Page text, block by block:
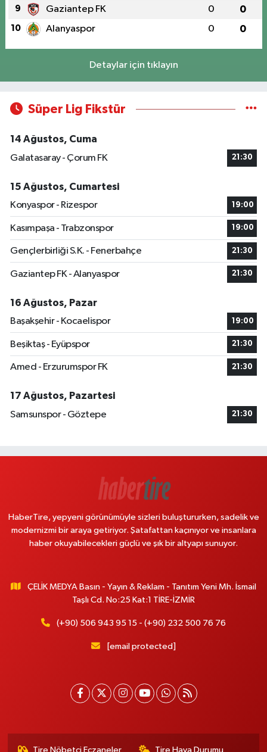
9 Gaziantep FK 0 0
10 Alanyaspor 0 0
Detaylar için tıklayın
Süper Lig Fikstür
14 Ağustos, Cuma
Galatasaray - Çorum FK
21:30
15 Ağustos, Cumartesi
Konyaspor - Rizespor
19:00
Kasımpaşa - Trabzonspor 19:00
Gençlerbirliği S.K. - Fenerbahçe 21:30
Gaziantep FK - Alanyaspor 21:30
16 Ağustos, Pazar
Başakşehir - Kocaelispor
19:00
Beşiktaş - Eyüpspor 21:30
Amed - Erzurumspor FK 21:30
17 Ağustos, Pazartesi
Samsunspor - Göztepe
21:30
HaberTire, yepyeni görünümüyle sizleri buluştururken, sadelik ve
modernizmi bir araya getiriyor. Şatafattan kaçınıyor ve insanlara
haber okuyabilecekleri güçlü ve şık bir altyapı sunuyor.
ÇELİK MEDYA Basın - Yayın & Reklam - Tanıtım Yeni Mh. İsmail
Taşlı Cd. No:25 Kat:1 TİRE-İZMİR
(+90) 506 943 95 15 - (+90) 232 500 76 76
[email protected]
Tire Nöbetçi Eczaneler Tire Hava Durumu